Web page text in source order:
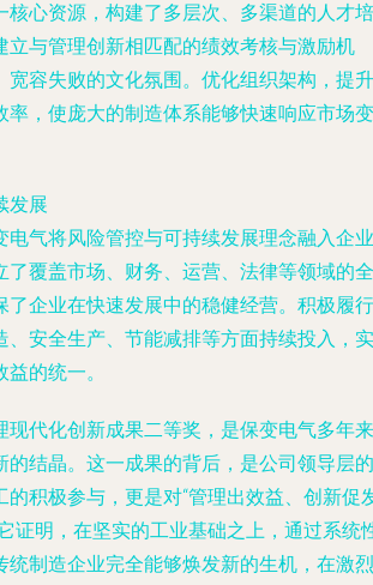
核心资源，构建了多层次、多渠道的人才培
立与管理创新相匹配的绩效考核与激励机
宽容失败的文化氛围。优化组织架构，提升
率，使庞大的制造体系能够快速响应市场变
发展
电气将风险管控与可持续发展理念融入企业
了覆盖市场、财务、运营、法律等领域的全
了企业在快速发展中的稳健经营。积极履行
、安全生产、节能减排等方面持续投入，实
的统一。
现代化创新成果二等奖，是保变电气多年来
的结晶。这一成果的背后，是公司领导层的
积极参与，更是对“管理出效益、创新促
证明，在坚实的工业基础之上，通过系统
统制造企业完全能够焕发新的生机，在激烈